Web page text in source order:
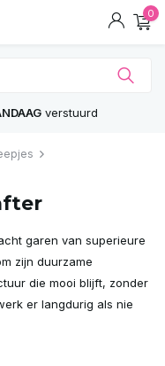
0
vanaf 75€
garen van superieure
zijn duurzame
die mooi blijft, zonder
er langdurig als nie